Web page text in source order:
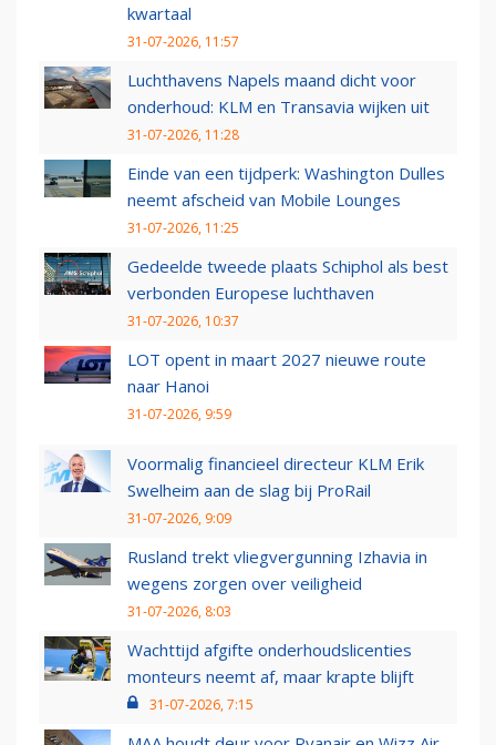
kwartaal
31-07-2026, 11:57
Luchthavens Napels maand dicht voor
onderhoud: KLM en Transavia wijken uit
31-07-2026, 11:28
Einde van een tijdperk: Washington Dulles
neemt afscheid van Mobile Lounges
31-07-2026, 11:25
Gedeelde tweede plaats Schiphol als best
verbonden Europese luchthaven
31-07-2026, 10:37
LOT opent in maart 2027 nieuwe route
naar Hanoi
31-07-2026, 9:59
Voormalig financieel directeur KLM Erik
Swelheim aan de slag bij ProRail
31-07-2026, 9:09
Rusland trekt vliegvergunning Izhavia in
wegens zorgen over veiligheid
31-07-2026, 8:03
Wachttijd afgifte onderhoudslicenties
monteurs neemt af, maar krapte blijft
31-07-2026, 7:15